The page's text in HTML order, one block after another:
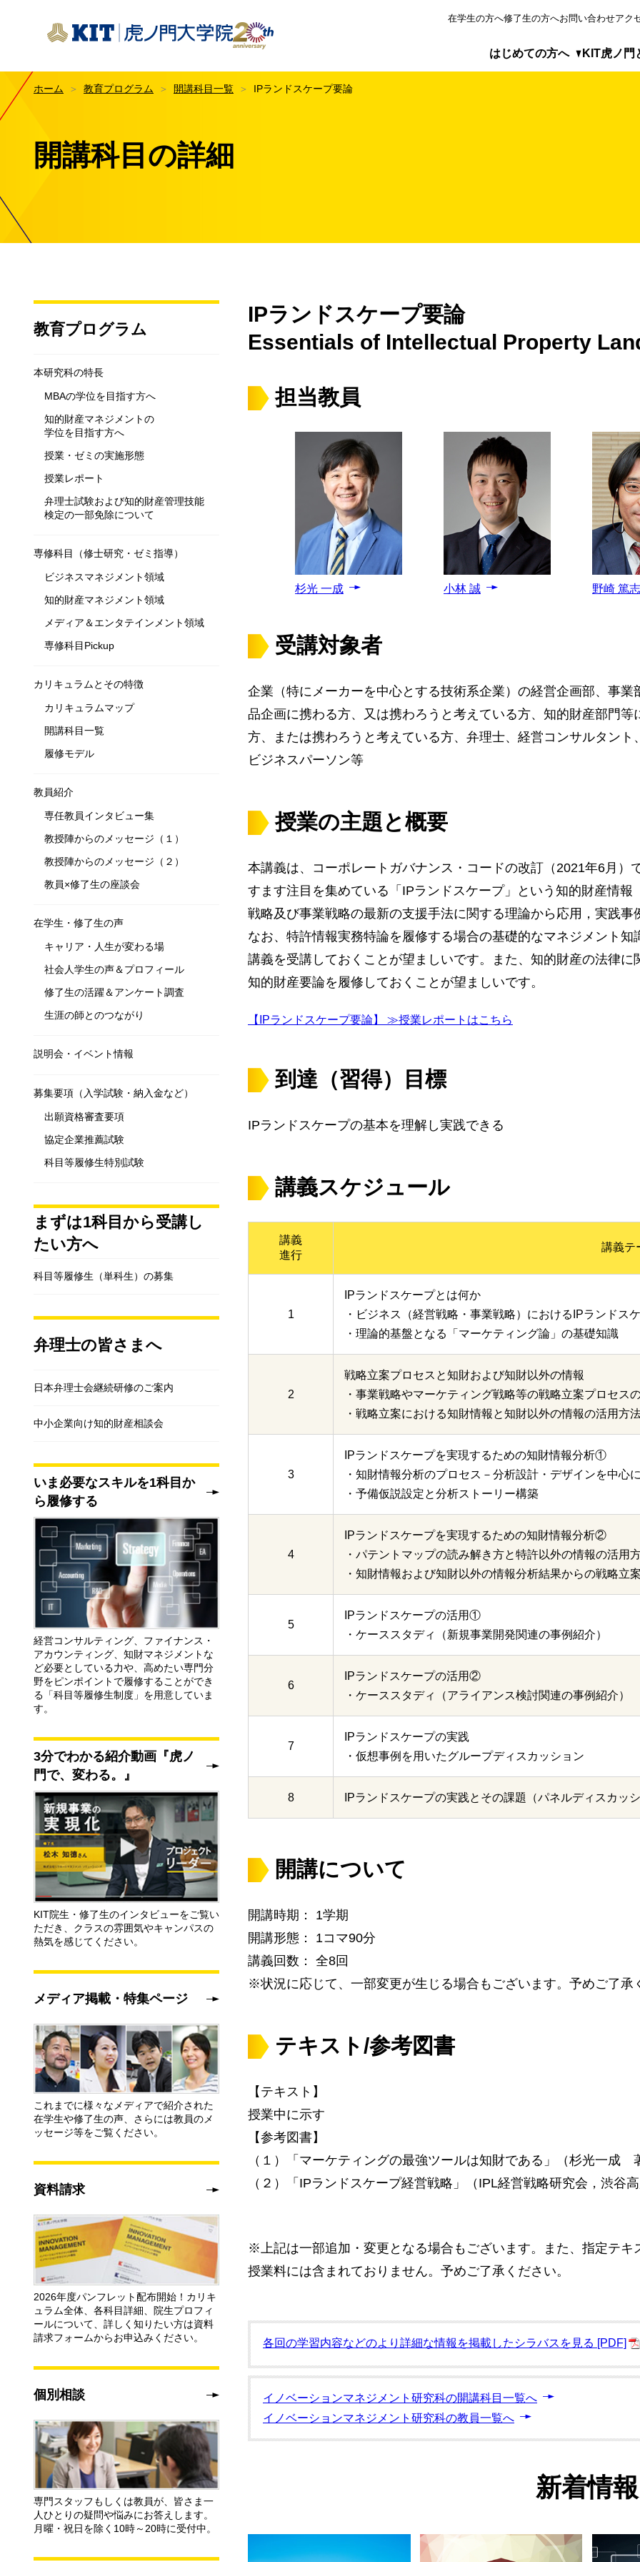
在学生の方へ修了生の方へお問い合わせアク
はじめての方へ
イノベーションマネジメント研究科について
メディア掲載・特集ページ
KIT虎ノ門
交通アクセス
1科目から学べる科目等履修生制度
授業レポート
専修科目（修士研究・ゼミ指導）
ホーム 教育プログラム 開講科目一覧 IPランドスケープ要論
開講科目の詳細
IPランドスケープ要論
Essentials of Intellectual Property
担当教員
杉光 一成 小林 誠 野崎 篤志
受講対象者
企業（特にメーカーを中心とする技術系企業）の経営企画部、事
品企画に携わる方、又は携わろうと考えている方、知的財産部門
方、または携わろうと考えている方、弁理士、経営コンサルタン
ビジネスパーソン等
授業の主題と概要
本講義は、コーポレートガバナンス・コードの改訂（2021年6月
すます注目を集めている「IPランドスケープ」という知的財産情
戦略及び事業戦略の最新の支援手法に関する理論から応用，実践事
なお、特許情報実務特論を履修する場合の基礎的なマネジメント
講義を受講しておくことが望ましいです。また、知的財産の法律
知的財産要論を履修しておくことが望ましいです。
【IPランドスケープ要論】 ≫授業レポートはこちら
到達（習得）目標
IPランドスケープの基本を理解し実践できる
講義スケジュール
講義
進行
講義テ
1
IPランドスケープとは何か
・ビジネス（経営戦略・事業戦略）におけるIPランドス
・理論的基盤となる「マーケティング論」の基礎知識
2
戦略立案プロセスと知財および知財以外の情報
・事業戦略やマーケティング戦略等の戦略立案プロセス
・戦略立案における知財情報と知財以外の情報の活用方
3
IPランドスケープを実現するための知財情報分析①
・知財情報分析のプロセス－分析設計・デザインを中心
・予備仮説設定と分析ストーリー構築
4
IPランドスケープを実現するための知財情報分析②
・パテントマップの読み解き方と特許以外の情報の活用
・知財情報および知財以外の情報分析結果からの戦略立
5
IPランドスケープの活用①
・ケーススタディ（新規事業開発関連の事例紹介）
6
IPランドスケープの活用②
・ケーススタディ（アライアンス検討関連の事例紹介）
7
IPランドスケープの実践
・仮想事例を用いたグループディスカッション
8 IPランドスケープの実践とその課題（パネルディスカッ
開講について
開講時期： 1学期
開講形態： 1コマ90分
講義回数： 全8回
※状況に応じて、一部変更が生じる場合もございます。予めご了承
テキスト/参考図書
【テキスト】
授業中に示す
【参考図書】
（１）「マーケティングの最強ツールは知財である」（杉光一成
（２）「IPランドスケープ経営戦略」（IPL経営戦略研究会，渋
※上記は一部追加・変更となる場合もございます。また、指定テ
授業料には含まれておりません。予めご了承ください。
各回の学習内容などのより詳細な情報を掲載したシラバスを見る [PDF]
イノベーションマネジメント研究科の開講科目一覧へ
イノベーションマネジメント研究科の教員一覧へ
新着情報
教育プログラム
本研究科の特長
MBAの学位を目指す方へ
知的財産マネジメントの
学位を目指す方へ
授業・ゼミの実施形態
授業レポート
弁理士試験および知的財産管理技能
検定の一部免除について
専修科目（修士研究・ゼミ指導）
ビジネスマネジメント領域
知的財産マネジメント領域
メディア＆エンタテインメント領域
専修科目Pickup
カリキュラムとその特徴
カリキュラムマップ
開講科目一覧
履修モデル
教員紹介
専任教員インタビュー集
教授陣からのメッセージ（１）
教授陣からのメッセージ（２）
教員×修了生の座談会
在学生・修了生の声
キャリア・人生が変わる場
社会人学生の声＆プロフィール
修了生の活躍＆アンケート調査
生涯の師とのつながり
説明会・イベント情報
募集要項（入学試験・納入金など）
出願資格審査要項
協定企業推薦試験
科目等履修生特別試験
まずは1科目から受講し
たい方へ
科目等履修生（単科生）の募集
弁理士の皆さまへ
日本弁理士会継続研修のご案内
中小企業向け知的財産相談会
いま必要なスキルを1科目か
ら履修する
経営コンサルティング、ファイナンス・
アカウンティング、知財マネジメントな
ど必要としている力や、高めたい専門分
野をピンポイントで履修することができ
る「科目等履修生制度」を用意していま
す。
3分でわかる紹介動画『虎ノ
門で、変わる。』
KIT院生・修了生のインタビューをご覧い
ただき、クラスの雰囲気やキャンパスの
熱気を感じてください。
メディア掲載・特集ページ
これまでに様々なメディアで紹介された
在学生や修了生の声、さらには教員のメ
ッセージ等をご覧ください。
資料請求
2026年度パンフレット配布開始！カリキ
ュラム全体、各科目詳細、院生プロフィ
ールについて、詳しく知りたい方は資料
請求フォームからお申込みください。
個別相談
専門スタッフもしくは教員が、皆さま一
人ひとりの疑問や悩みにお答えします。
月曜・祝日を除く10時～20時に受付中。